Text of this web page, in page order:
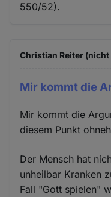
550/52).
Christian Reiter
Mir kommt die
Mir kommt die
diesem Punkt
Der Mensch hat
unheilbar Kranken
Fall "Gott spielen"